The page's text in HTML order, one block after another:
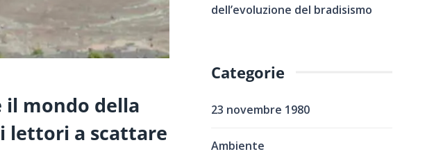
il mondo della
lettori a scattare
dell’evoluzione del bradisismo
Categorie
23 novembre 1980
Ambiente